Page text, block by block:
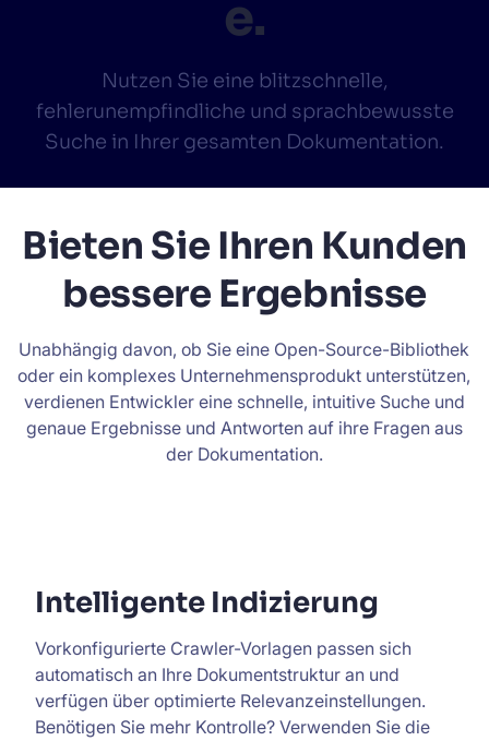
Wird Algolia mit unserem Traffic und unserem
Datenvolumen mitwachsen?
VORSCHLÄGE
e.
Nutzen Sie eine blitzschnelle,
fehlerunempfindliche und sprachbewusste
Suche in Ihrer gesamten Dokumentation.
Eine Demo erhalten
Kostenlos mit dem Bau beginnen
Bieten Sie Ihren Kunden
bessere Ergebnisse
Unabhängig davon, ob Sie eine Open-Source-Bibliothek
oder ein komplexes Unternehmensprodukt unterstützen,
verdienen Entwickler eine schnelle, intuitive Suche und
genaue Ergebnisse und Antworten auf ihre Fragen aus
der Dokumentation.
Intelligente Indizierung
Vorkonfigurierte Crawler-Vorlagen passen sich
automatisch an Ihre Dokumentstruktur an und
verfügen über optimierte Relevanzeinstellungen.
Benötigen Sie mehr Kontrolle? Verwenden Sie die